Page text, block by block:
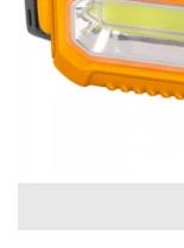
Diverse
Seminte legume
Pepene
Seminte broccoli